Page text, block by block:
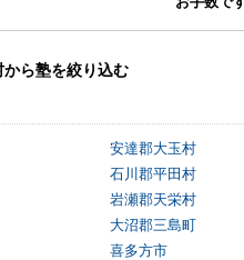
ら塾を絞り込む
安達郡大玉村
石川郡平田村
岩瀬郡天栄村
大沼郡三島町
喜多方市